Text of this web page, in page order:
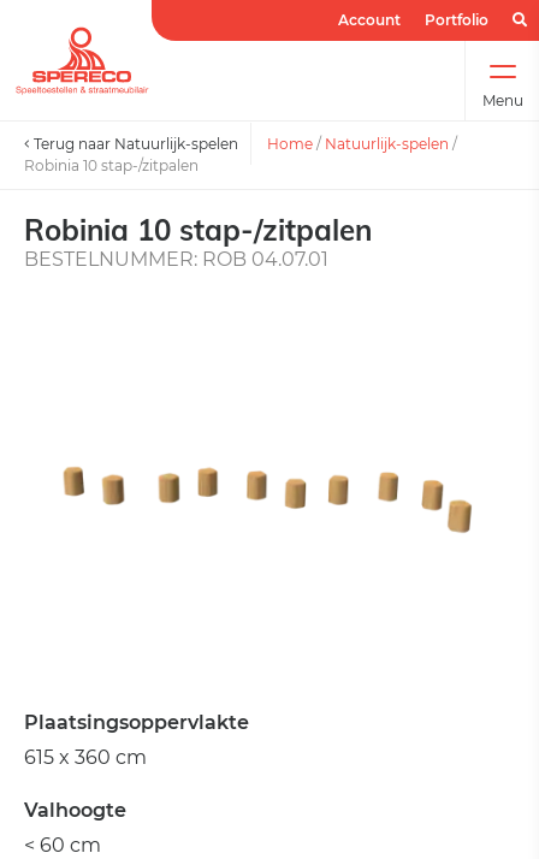
Account Portfolio
Menu
Terug naar Natuurlijk-spelen Home / Natuurlijk-spelen /
Robinia 10 stap-/zitpalen
Robinia 10 stap-/zitpalen
BESTELNUMMER: ROB 04.07.01
Plaatsingsoppervlakte
615 x 360 cm
Valhoogte
< 60 cm